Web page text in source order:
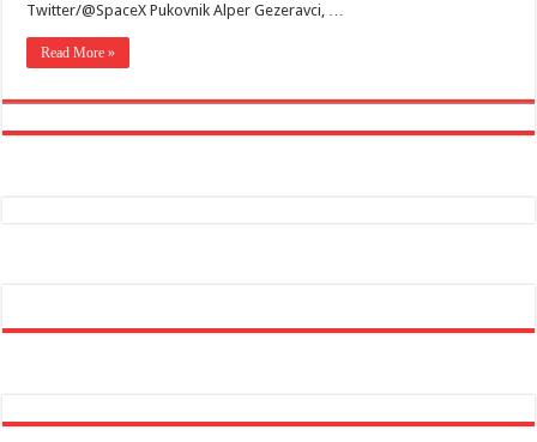
Twitter/@SpaceX Pukovnik Alper Gezeravci, …
Read More »